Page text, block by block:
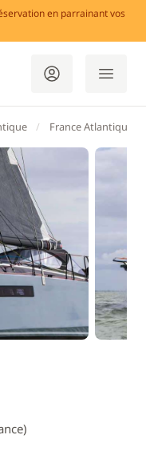
en parrainant vos
France Atlantique